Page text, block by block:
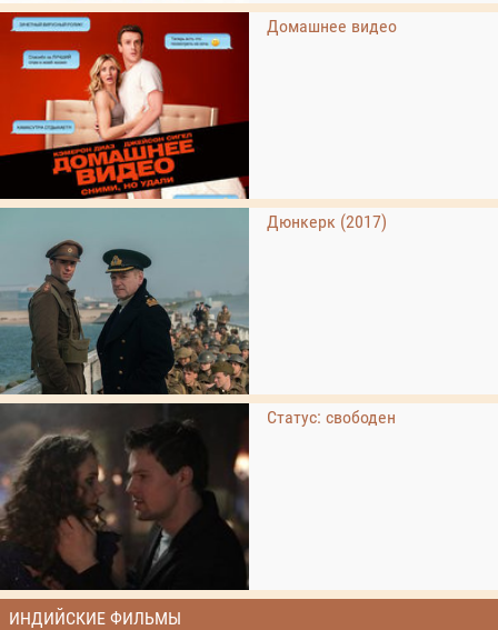
Домашнее видео
Дюнкерк (2017)
Статус: свободен
ИНДИЙСКИЕ ФИЛЬМЫ